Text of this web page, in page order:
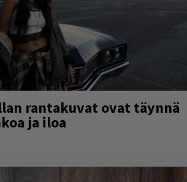
rantakuvat ovat täynnä
ja iloa